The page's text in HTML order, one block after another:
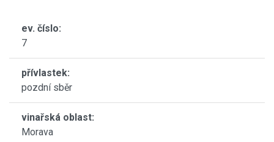
ev. číslo:
7
přívlastek:
pozdní sběr
vinařská oblast:
Morava